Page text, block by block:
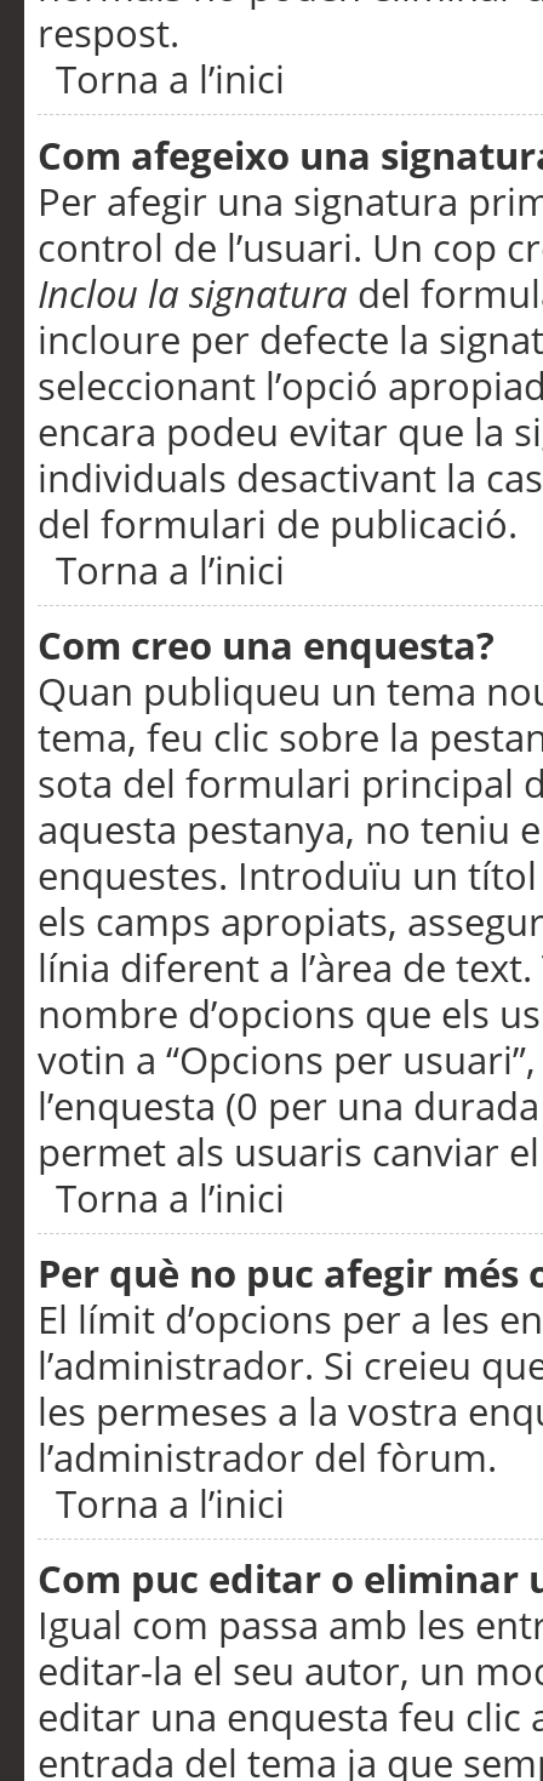
respost.
Torna a l’inici
Com afegeixo una
Per afegir una signatura
control de l’usuari. Un cop
Inclou la signatura del
incloure per defecte la
seleccionant l’opció
encara podeu evitar que la
individuals desactivant la
del formulari de publicació.
Torna a l’inici
Com creo una enquesta?
Quan publiqueu un tema
tema, feu clic sobre la
sota del formulari principal
aquesta pestanya, no teniu
enquestes. Introduïu un
els camps apropiats,
línia diferent a l’àrea de
nombre d’opcions que els
votin a “Opcions per
l’enquesta (0 per una
permet als usuaris canviar
Torna a l’inici
Per què no puc afegir més
El límit d’opcions per a les
l’administrador. Si creieu
les permeses a la vostra
l’administrador del fòrum.
Torna a l’inici
Com puc editar o eliminar
Igual com passa amb les
editar-la el seu autor, un
editar una enquesta feu clic
entrada del tema ja que